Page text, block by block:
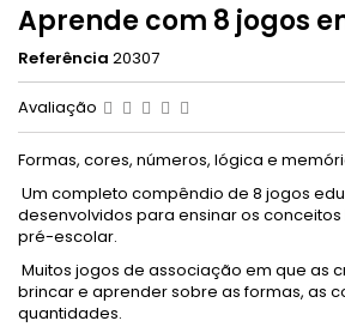
Aprende com 8 jogos
Referência 20307
Avaliação
Formas, cores, números, lógica e
Um completo compêndio de 8 jogos
desenvolvidos para ensinar os
pré-escolar.
Muitos jogos de associação em que as
brincar e aprender sobre as formas, as
quantidades.